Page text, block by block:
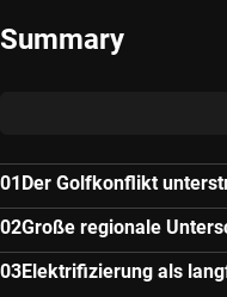
Summary
Der Golfkonflikt
Große regionale
Elektrifizierung als